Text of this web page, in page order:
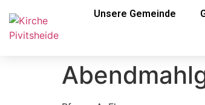
Unsere Gemeinde